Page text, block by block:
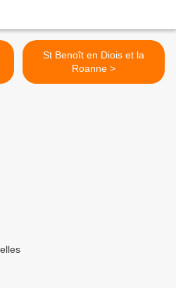
St Benoît en Diois et la
Roanne >